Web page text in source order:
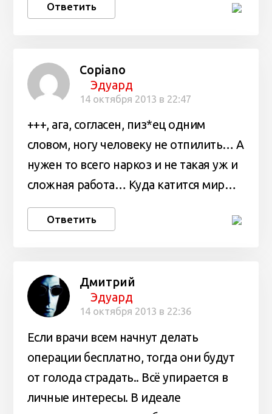
Ответить
Copiano
Эдуард
14 октября 2013 в 22:47
+++, ага, согласен, пиз*ец одним
словом, ногу человеку не отпилить… А
нужен то всего наркоз и не такая уж и
сложная работа… Куда катится мир…
Ответить
Дмитрий
Эдуард
14 октября 2013 в 22:36
Если врачи всем начнут делать
операции бесплатно, тогда они будут
от голода страдать.. Всё упирается в
личные интересы. В идеале